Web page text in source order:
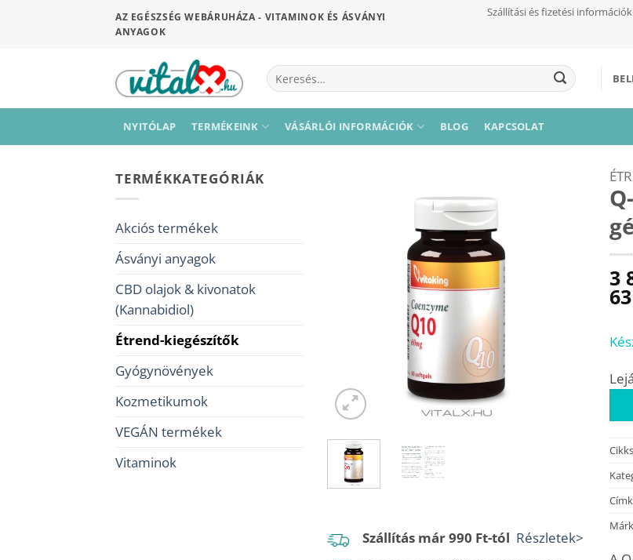
AZ EGÉSZSÉG WEBÁRUHÁZA - VITAMINOK ÉS ÁSVÁNYI
ANYAGOK
Szállítási és fizetési információk
Keresés
a
NYITÓLAP TERMÉKEINK VÁSÁRLÓI INFORMÁCIÓK BLOG KAPCSOLAT
TERMÉKKATEGÓRIÁK
Akciós termékek
Ásványi anyagok
CBD olajok & kivonatok
(Kannabidiol)
Étrend-kiegészítők
Gyógynövények
Kozmetikumok
VEGÁN termékek
Vitaminok
Kívánságaimhoz
Szállítás már 990 Ft-tól Részletek>
3
63